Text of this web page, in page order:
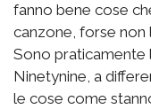
fanno bene cose
canzone, forse non
Sono praticamente
Ninetynine, a
le cose come